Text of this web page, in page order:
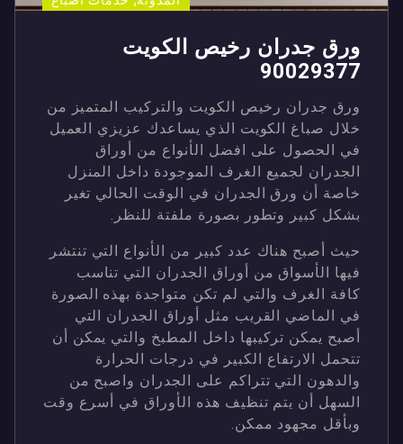
ورق جدران رخيص الكويت
90029377
ورق جدران رخيص الكويت والتركيب المتميز من
خلال صباغ الكويت الذي يساعدك عزيزي العميل
في الحصول على افضل الأنواع من أوراق
الجدران لجميع الغرف الموجودة داخل المنزل
خاصة أن ورق الجدران في الوقت الحالي تغير
بشكل كبير وتطور بصورة ملفتة للنظر.
حيث أصبح هناك عدد كبير من الأنواع التي تنتشر
فيها الأسواق من أوراق الجدران التي تناسب
كافة الغرف والتي لم تكن متواجدة بهذه الصورة
في الماضي القريب مثل أوراق الجدران التي
أصبح يمكن تركيبها داخل المطبخ والتي يمكن أن
تتحمل الارتفاع الكبير في درجات الحرارة
والدهون التي تتراكم على الجدران واصبح من
السهل أن يتم تنظيف هذه الأوراق في أسرع وقت
وبأقل مجهود ممكن.